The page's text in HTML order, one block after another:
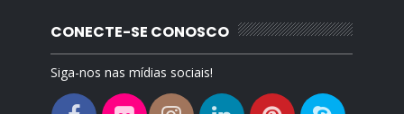
CONECTE-SE CONOSCO
Siga-nos nas mídias sociais!